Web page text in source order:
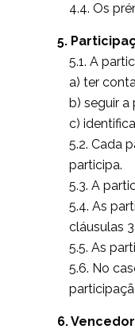
4.4. Os
5.
5.1. A
a) ter
b) seguir a
c)
5.2. Cada
participa.
5.3. A
5.4. As
cláusulas
5.5. As
5.6. No
6. Vencedor